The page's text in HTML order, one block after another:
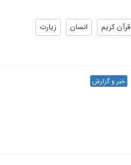
قرآن کریم انسان زیارت
خبر و گزارش